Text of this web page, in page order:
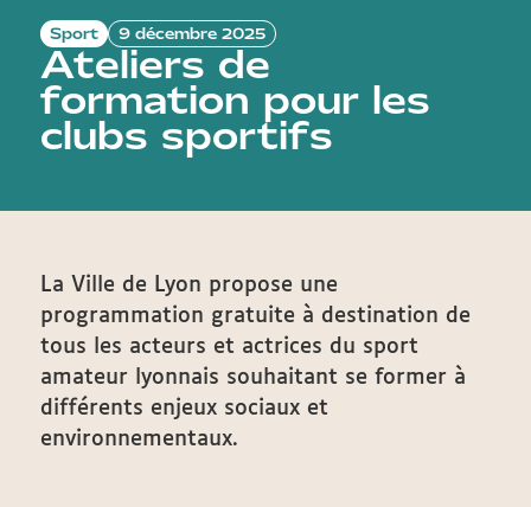
Sport 9 décembre 2025
Ateliers de
formation pour les
clubs sportifs
La Ville de Lyon propose une
programmation gratuite à destination de
tous les acteurs et actrices du sport
amateur lyonnais souhaitant se former à
différents enjeux sociaux et
environnementaux.